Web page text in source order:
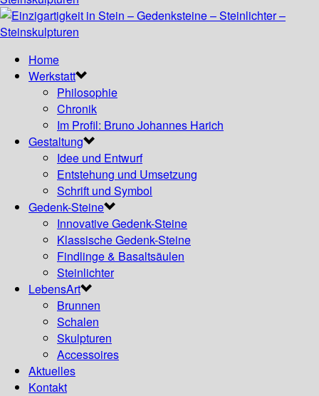
Home
Werkstatt
Philosophie
Chronik
Im Profil: Bruno Johannes Harich
Gestaltung
Idee und Entwurf
Entstehung und Umsetzung
Schrift und Symbol
Gedenk-Steine
Innovative Gedenk-Steine
Klassische Gedenk-Steine
Findlinge & Basaltsäulen
Steinlichter
LebensArt
Brunnen
Schalen
Skulpturen
Accessoires
Aktuelles
Kontakt